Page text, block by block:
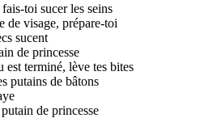
toi sucer les seins
de visage, prépare-toi
sucent
de princesse
est terminé, lève tes bites
putains de bâtons
de princesse